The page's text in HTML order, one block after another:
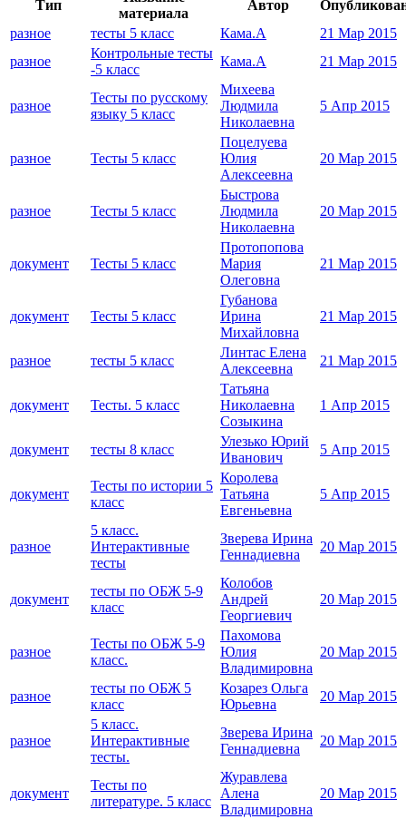
Тип
материала
Автор
разное
тесты 5 класс Кама.А
21 Мар 2015
разное
Контрольные тесты
-5 класс
Кама.А 21 Мар 2015
разное
Тесты по русскому
языку 5 класс
Михеева
Людмила
Николаевна
5 Апр 2015
разное Тесты 5 класс
Поцелуева
Юлия
Алексеевна
20 Мар 2015
разное Тесты 5 класс
Быстрова
Людмила
Николаевна
20 Мар 2015
документ Тесты 5 класс
Протопопова
Мария
Олеговна
21 Мар 2015
документ Тесты 5 класс
Губанова
Ирина
Михайловна
21 Мар 2015
разное тесты 5 класс
Линтас Елена
Алексеевна
21 Мар 2015
документ Тесты. 5 класс
Татьяна
Николаевна
Созыкина
1 Апр 2015
документ тесты 8 класс
Улезько Юрий
Иванович
5 Апр 2015
документ
Тесты по истории 5
класс
Королева
Татьяна
Евгеньевна
5 Апр 2015
разное
5 класс.
Интерактивные
тесты
Зверева Ирина
Геннадиевна
20 Мар 2015
документ
тесты по ОБЖ 5-9
класс
Колобов
Андрей
Георгиевич
20 Мар 2015
разное
Тесты по ОБЖ 5-9
класс.
Пахомова
Юлия
Владимировна
20 Мар 2015
разное
тесты по ОБЖ 5
класс
Козарез Ольга
Юрьевна
20 Мар 2015
разное
5 класс.
Интерактивные
тесты.
Зверева Ирина
Геннадиевна
20 Мар 2015
документ
Тесты по
литературе. 5 класс
Журавлева
Алена
Владимировна
20 Мар 2015